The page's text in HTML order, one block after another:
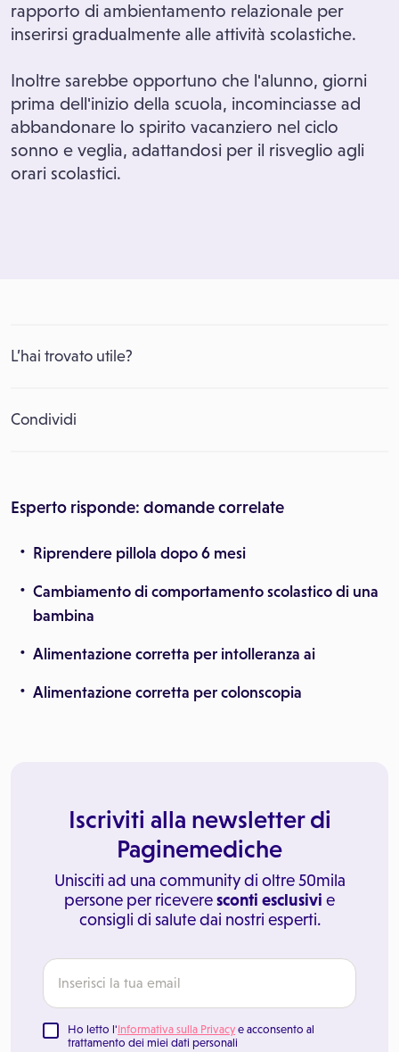
rapporto di ambientamento relazionale per
inserirsi gradualmente alle attività scolastiche.
Inoltre sarebbe opportuno che l'alunno, giorni
prima dell'inizio della scuola, incominciasse ad
abbandonare lo spirito vacanziero nel ciclo
sonno e veglia, adattandosi per il risveglio agli
orari scolastici.
L’hai trovato utile?
Condividi
Esperto risponde: domande correlate
Riprendere pillola dopo 6 mesi
Cambiamento di comportamento scolastico di una
bambina
Alimentazione corretta per intolleranza ai
Alimentazione corretta per colonscopia
Iscriviti alla newsletter di
Paginemediche
Unisciti ad una community di oltre 50mila
persone per riceveresconti esclusivi e
consigli di salute dai nostri esperti.
Ho letto l'Informativa sulla Privacy e acconsento al
trattamento dei miei dati personali